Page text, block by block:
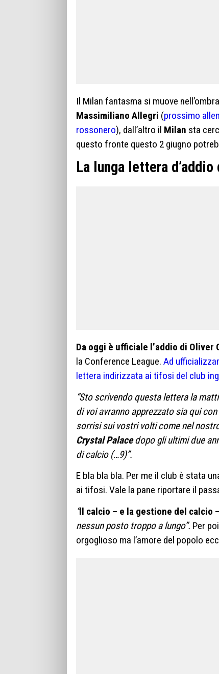
Il Milan fantasma si muove
Massimiliano Allegri (prossimo
rossonero), dall’altro il Milan sta
questo fronte questo 2 giugno
La lunga lettera
Da oggi è ufficiale l’addio di Oliver
la Conference League. Ad
lettera indirizzata ai tifosi del club
“Sto scrivendo questa lettera la
di voi avranno apprezzato sia qui
sorrisi sui vostri volti come nel
Crystal Palacedopo gli ultimi due
di calcio (…9)”.
E bla bla bla. Per me il club è stata
ai tifosi. Vale la pane riportare il
“Il calcio – e la gestione del calcio
nessun posto troppo a lungo”. Per
orgoglioso ma l’amore del popolo